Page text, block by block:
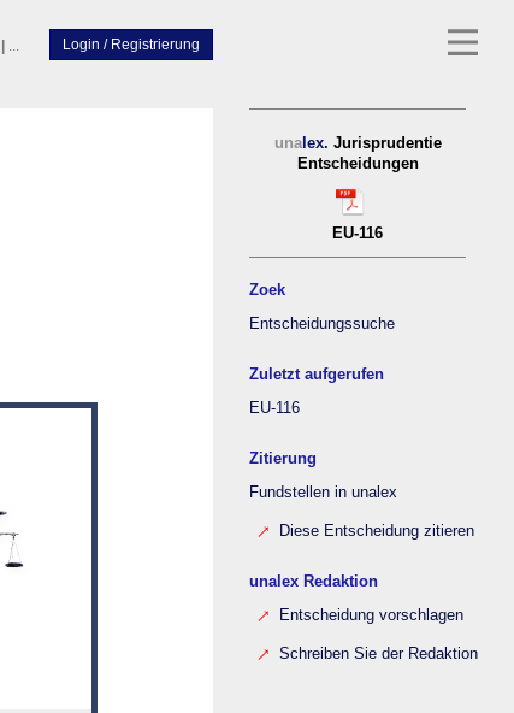
|
unalex. Jurisprudentie
Entscheidungen
EU-116
Zoek
Entscheidungssuche
Zuletzt aufgerufen
EU-116
Zitierung
Fundstellen in unalex
Diese Entscheidung zitieren
unalex Redaktion
Entscheidung vorschlagen
Schreiben Sie der Redaktion